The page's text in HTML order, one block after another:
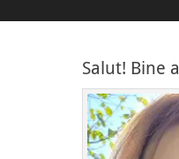
Salut! Bine